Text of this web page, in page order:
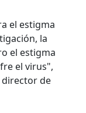
el estigma
la
el estigma
el virus",
director de